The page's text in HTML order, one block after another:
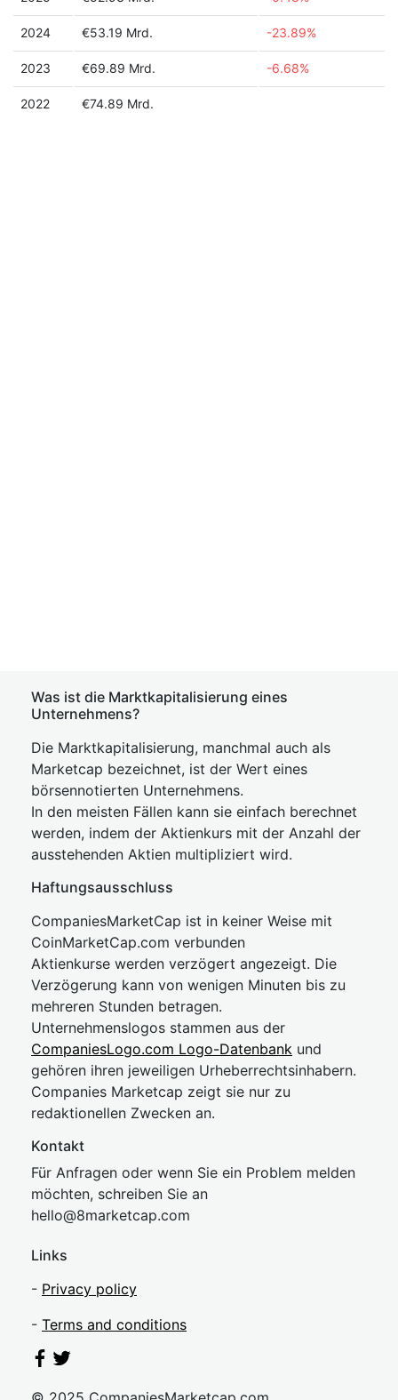
2024 €53.19 Mrd. -23.89%
2023 €69.89 Mrd. -6.68%
2022 €74.89 Mrd.
Was ist die Marktkapitalisierung eines
Unternehmens?
Die Marktkapitalisierung, manchmal auch als
Marketcap bezeichnet, ist der Wert eines
börsennotierten Unternehmens.
In den meisten Fällen kann sie einfach berechnet
werden, indem der Aktienkurs mit der Anzahl der
ausstehenden Aktien multipliziert wird.
Haftungsausschluss
CompaniesMarketCap ist in keiner Weise mit
CoinMarketCap.com verbunden
Aktienkurse werden verzögert angezeigt. Die
Verzögerung kann von wenigen Minuten bis zu
mehreren Stunden betragen.
Unternehmenslogos stammen aus der
CompaniesLogo.com Logo-Datenbank und
gehören ihren jeweiligen Urheberrechtsinhabern.
Companies Marketcap zeigt sie nur zu
redaktionellen Zwecken an.
Kontakt
Für Anfragen oder wenn Sie ein Problem melden
möchten, schreiben Sie an
hello@8marketcap.com
Links
- Privacy policy
- Terms and conditions